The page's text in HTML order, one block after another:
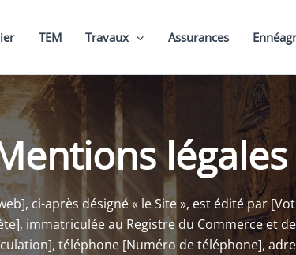
TEM Travaux Assurances
légales
ci-après désigné « le Site », est édité par
immatriculée au Registre du Commerce et
téléphone [Numéro de téléphone],